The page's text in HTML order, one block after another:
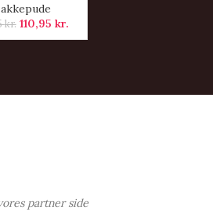
kr. 110,95 kr.
partner side